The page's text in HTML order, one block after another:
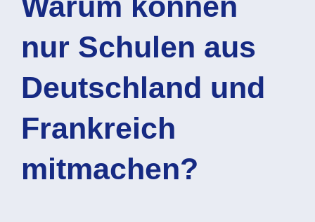
nur Schulen aus
Deutschland und
Frankreich
mitmachen?